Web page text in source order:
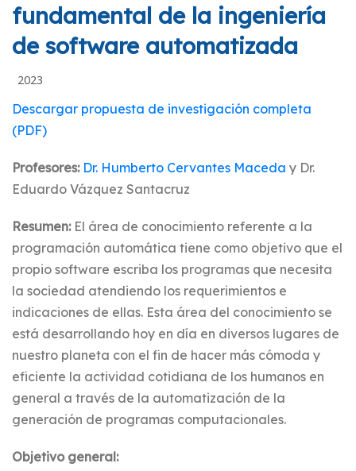
fundamental de la ingeniería
de software automatizada
2023
Descargar propuesta de investigación completa
(PDF)
Profesores: Dr. Humberto Cervantes Maceda y Dr.
Eduardo Vázquez Santacruz
Resumen:El área de conocimiento referente a la
programación automática tiene como objetivo que el
propio software escriba los programas que necesita
la sociedad atendiendo los requerimientos e
indicaciones de ellas. Esta área del conocimiento se
está desarrollando hoy en día en diversos lugares de
nuestro planeta con el fin de hacer más cómoda y
eficiente la actividad cotidiana de los humanos en
general a través de la automatización de la
generación de programas computacionales.
Objetivo general: